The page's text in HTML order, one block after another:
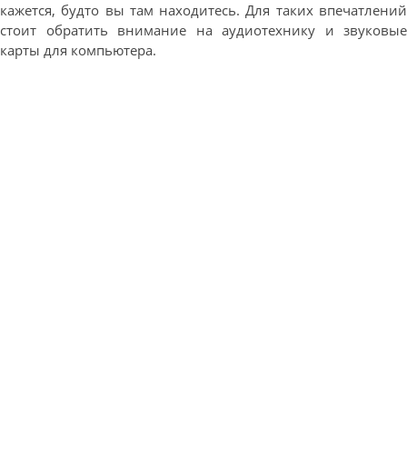
кажется, будто вы там находитесь. Для таких впечатлений
стоит обратить внимание на аудиотехнику и звуковые
карты для компьютера.